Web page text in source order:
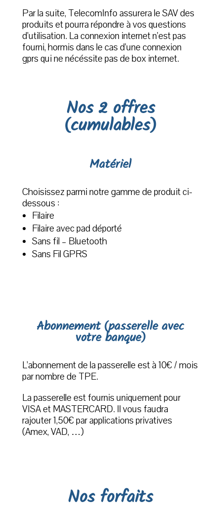
Par la suite, TelecomInfo assurera le SAV des
produits et pourra répondre à vos questions
d’utilisation. La connexion internet n’est pas
fourni, hormis dans le cas d’une connexion
gprs qui ne nécéssite pas de box internet.
Nos 2 offres
(cumulables)
Matériel
Choisissez parmi notre gamme de produit ci-
dessous :
Filaire
Filaire avec pad déporté
Sans fil – Bluetooth
Sans Fil GPRS
Abonnement (passerelle avec
votre banque)
L’abonnement de la passerelle est à 10€ / mois
par nombre de TPE.
La passerelle est fournis uniquement pour
VISA et MASTERCARD. Il vous faudra
rajouter 1,50€ par applications privatives
(Amex, VAD, …)
Nos forfaits